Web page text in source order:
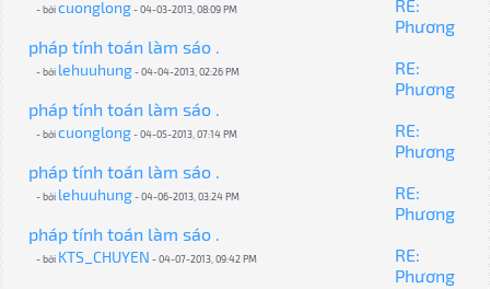
- bởicuonglong- 04-03-2013, 08:09 PM
RE:
Phương
pháp tính toán làm sáo .
- bởi lehuuhung- 04-04-2013, 02:26 PM
RE:
Phương
pháp tính toán làm sáo .
- bởicuonglong- 04-05-2013, 07:14 PM
RE:
Phương
pháp tính toán làm sáo .
- bởi lehuuhung- 04-06-2013, 03:24 PM
RE:
Phương
pháp tính toán làm sáo .
- bởi KTS_CHUYEN - 04-07-2013, 09:42 PM
RE:
Phương